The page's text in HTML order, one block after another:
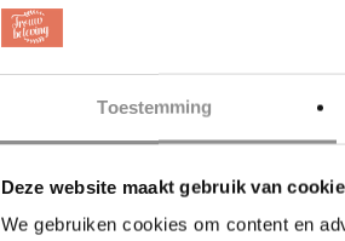
Toestemming
Deze website maakt gebruik van
We gebruiken cookies om content en